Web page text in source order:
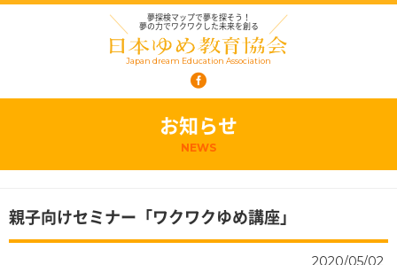
夢探検マップで夢を探そう！
夢の力でワクワクした未来を創る
Japan dream Education Association
お知らせ
NEWS
親子向けセミナー「ワクワクゆめ講座」
2020/05/02